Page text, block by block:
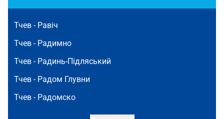
Тчев - Равіч
Тчев - Радимно
Тчев - Радинь-Підляський
Тчев - Радом Глувни
Тчев - Радомско